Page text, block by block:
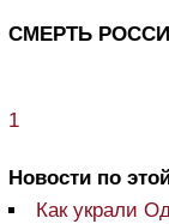
СМЕРТЬ
1
Новости по
Как украли